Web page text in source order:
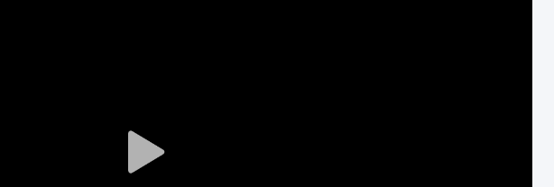
Play